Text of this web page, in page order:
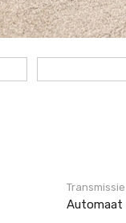
Transmissie
Automaat